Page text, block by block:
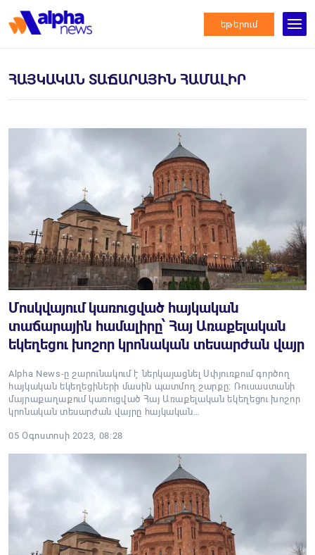
եթերում
ՀԱՅԿԱԿԱՆ ՏԱՃԱՐԱՅԻՆ ՀԱՄԱԼԻՐ
Մոսկվայում կառուցված հայկական
տաճարային համալիրը՝ Հայ Առաքելական
եկեղեցու խոշոր կրոնական տեսարժան վայր
Alpha News-ը շարունակում է ներկայացնել Սփյուռքում գործող
հայկական եկեղեցիների մասին պատմող շարքը: Ռուսաստանի
մայրաքաղաքում կառուցված Հայ Առաքելական եկեղեցու խոշոր
կրոնական տեսարժան վայրը հայկական…
05 Օգոստոսի 2023, 08:28